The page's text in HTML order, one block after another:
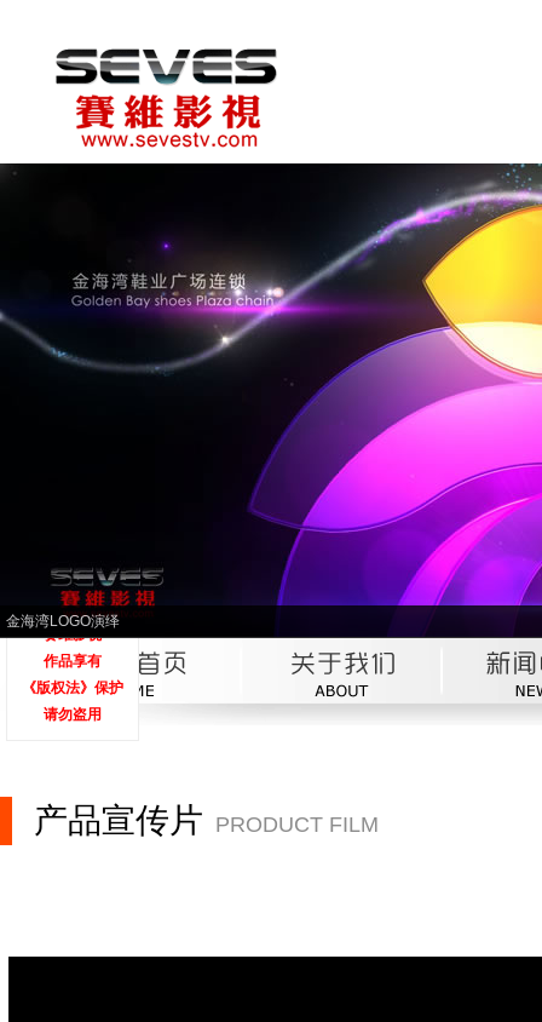
金海湾LOGO演绎
产品宣传片 PRODUCT FILM
0755-33156108
13537764708
赛维影视
作品享有
《版权法》保护
请勿盗用